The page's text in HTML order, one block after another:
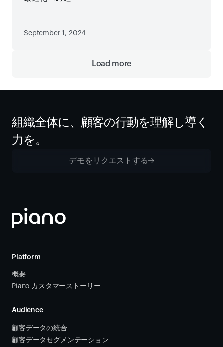
September 1, 2024
Load more
組織全体に、顧客の行動を理解し導く
力を。
デモをリクエストする
Platform
概要
Piano カスタマーストーリー
Audience
顧客データの統合
顧客データセグメンテーション